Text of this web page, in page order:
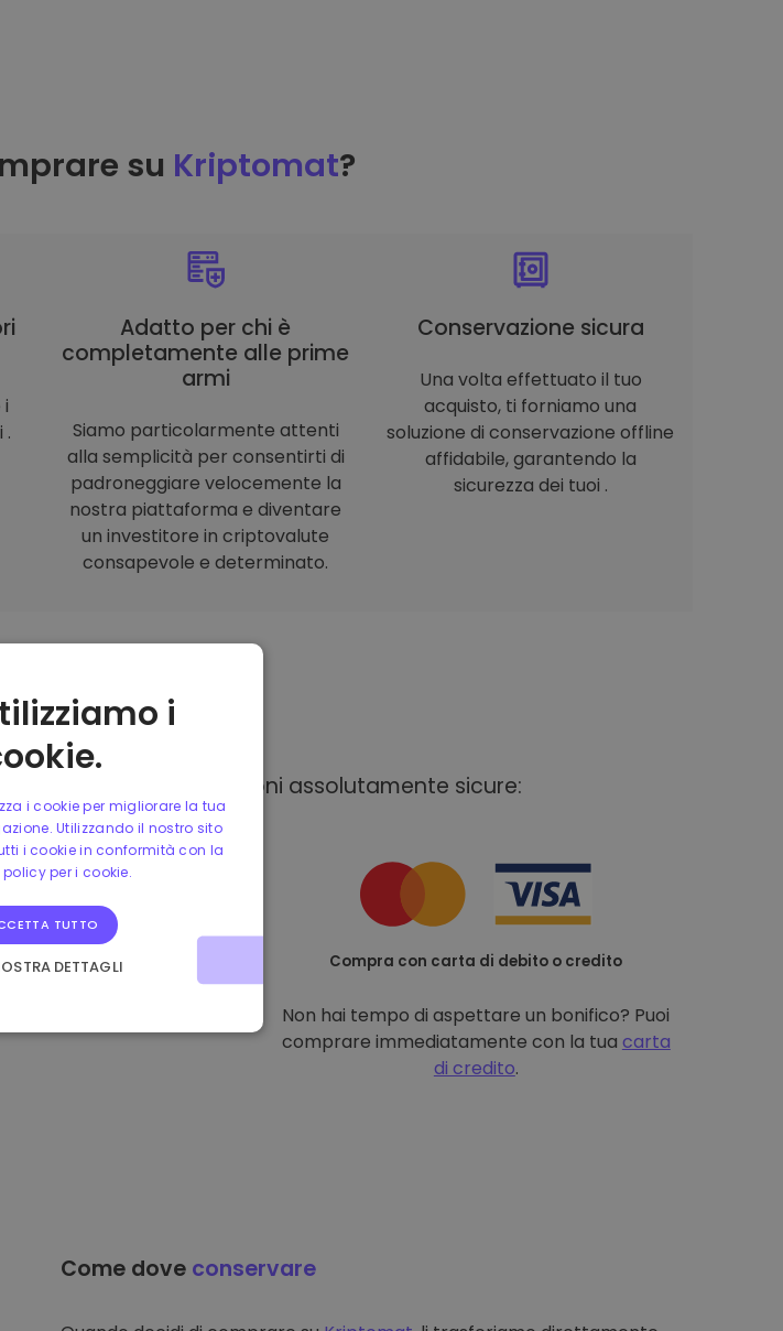
su Kriptomat?
.
Adatto per chi è
completamente alle prime
armi
Siamo particolarmente attenti
alla semplicità per consentirti di
padroneggiare velocemente la
nostra piattaforma e diventare
un investitore in criptovalute
consapevole e determinato.
Conservazione sicura
Una volta effettuato il tuo
acquisto, ti forniamo una
soluzione di conservazione offline
affidabile, garantendo la
sicurezza dei tuoi .
dipagamento
diverse opzioni assolutamente sicure:
Compra con carta di debito o credito
Non hai tempo di aspettare un bonifico? Puoi
comprare immediatamente con la tua carta
di credito.
Come dove conservare
i
i cookie per migliorare la tua
Utilizzando il nostro sito
i cookie in conformità con la
per i cookie.
TUTTO
DETTAGLI